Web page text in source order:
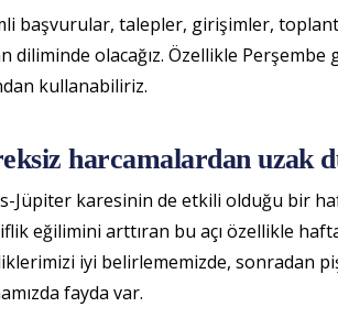
başvurular, talepler, girişimler,
diliminde olacağız. Özellikle
kullanabiliriz.
harcamalardan uzak
Jüpiter karesinin de etkili olduğu bir
eğilimini arttıran bu açı özellikle
iyi belirlememizde, sonradan
fayda var.